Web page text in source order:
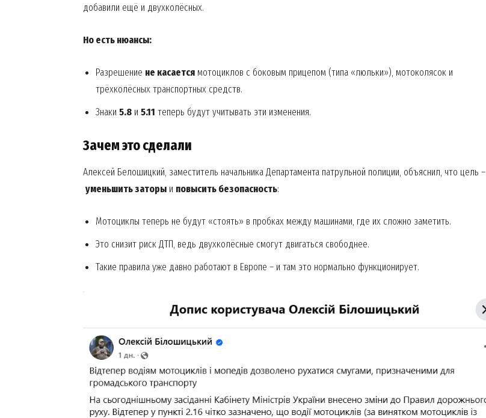
добавили ещё и двухколёсных.
Но есть нюансы:
Разрешение не касается мотоциклов с боковым прицепом (типа «люльки»), мотоколясок и
трёхколёсных транспортных средств.
Знаки 5.8 и 5.11 теперь будут учитывать эти изменения.
Зачем это сделали
Алексей Белошицкий, заместитель начальника Департамента патрульной полиции, объяснил, что цель –
уменьшить заторы и повысить безопасность:
Мотоциклы теперь не будут «стоять» в пробках между машинами, где их сложно заметить.
Это снизит риск ДТП, ведь двухколёсные смогут двигаться свободнее.
Такие правила уже давно работают в Европе – и там это нормально функционирует.